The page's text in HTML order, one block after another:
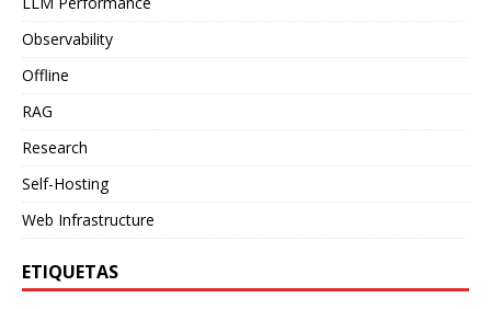
Observability
Offline
RAG
Research
Self-Hosting
Web Infrastructure
ETIQUETAS